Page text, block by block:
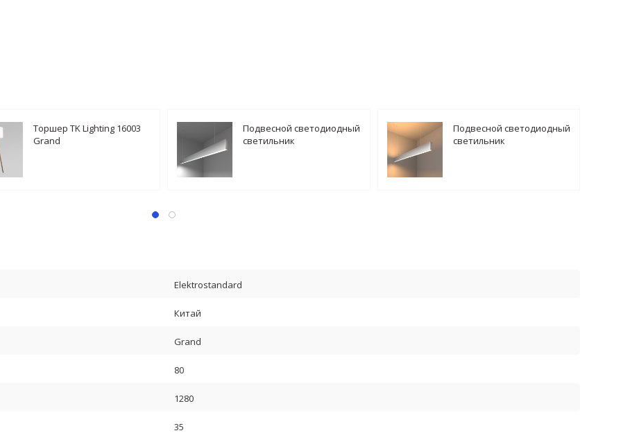
Торшер TK Lighting 16003
Grand
Подвесной светодиодный
светильник
Подвесной светодиодный
светильник
Elektrostandard
Китай
Grand
80
1280
35